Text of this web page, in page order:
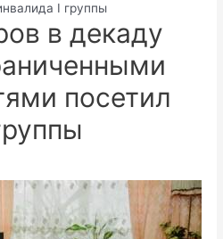
I группы
в декаду
посетил